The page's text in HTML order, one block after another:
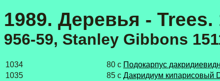
1989. Деревья -
956-59, Stanley Gibbons
1034 80 с Подокарпус
1035
85 с Дакридиум кипарисовый